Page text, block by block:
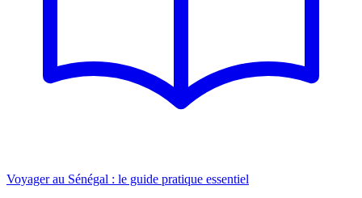
Voyager au Sénégal : le guide pratique essentiel